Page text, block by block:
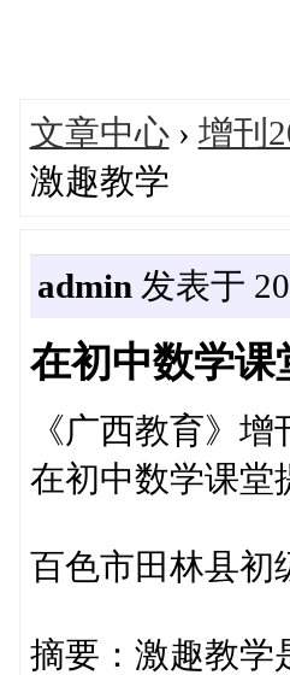
文章中心› 增刊
激趣教学
admin 发表于
在初中数学课
《广西教育》
在初中数学课堂
百色市田林县初
摘要：激趣教学